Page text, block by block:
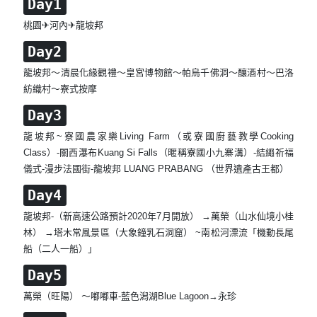
Day1
桃園✈河內✈龍坡邦
Day2
龍坡邦～清晨化緣觀禮～皇宮博物館～帕烏千佛洞～釀酒村～巴洛
紡織村～寮式按摩
Day3
龍坡邦~寮國農家樂Living Farm（或寮國廚藝教學Cooking
Class）-關西瀑布Kuang Si Falls（暱稱寮國小九寨溝）-結繩祈福
儀式-漫步法國街-龍坡邦 LUANG PRABANG （世界遺產古王都）
Day4
龍坡邦-（新高速公路預計2020年7月開放） →萬榮（山水仙境小桂
林） →塔木常風景區（大象鐘乳石洞窟） ~南松河漂流「機動長尾
船（二人一船）」
Day5
萬榮（旺陽） ～嘟嘟車-藍色潟湖Blue Lagoon→永珍